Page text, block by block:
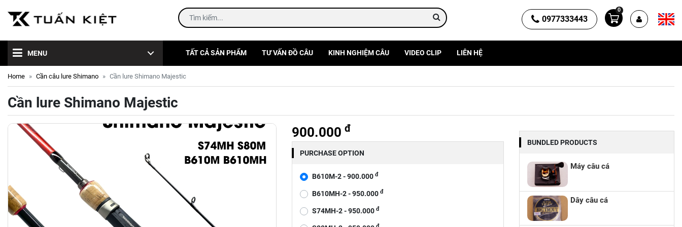
0977333443
0
MENU TẤT CẢ SẢN PHẨM TƯ VẤN ĐỒ CÂU KINH NGHIỆM CÂU VIDEO CLIP LIÊN HỆ
Home Cần câu lure Shimano Cần lure Shimano Majestic
Cần lure Shimano Majestic
900.000 đ
PURCHASE OPTION
B610M-2 - 900.000 đ
B610MH-2 - 950.000 đ
S74MH-2 - 950.000 đ
BUNDLED PRODUCTS
Máy câu cá
Dây câu cá